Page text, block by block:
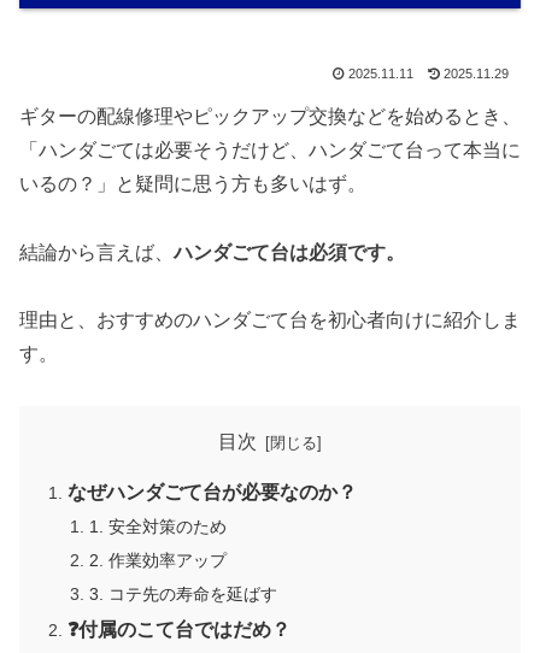
2025.11.11 2025.11.29
ギターの配線修理やピックアップ交換などを始めるとき、
「ハンダごては必要そうだけど、ハンダごて台って本当に
いるの？」と疑問に思う方も多いはず。
結論から言えば、ハンダごて台は必須です。
理由と、おすすめのハンダごて台を初心者向けに紹介しま
す。
目次
なぜハンダごて台が必要なのか？
1. 安全対策のため
2. 作業効率アップ
3. コテ先の寿命を延ばす
❓付属のこて台ではだめ？